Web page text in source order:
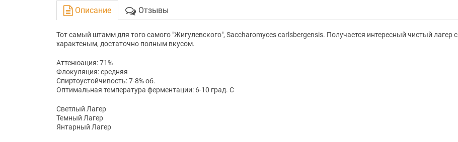
Описание Отзывы
Тот самый штамм для того самого "Жигулевского", Saccharomyces carlsbergensis. Получается интересный чистый лагер с
характеным, достаточно полным вкусом.
Аттенюация: 71%
Флокуляция: средняя
Спиртоустойчивость: 7-8% об.
Оптимальная температура ферментации: 6-10 град. C
Светлый Лагер
Темный Лагер
Янтарный Лагер